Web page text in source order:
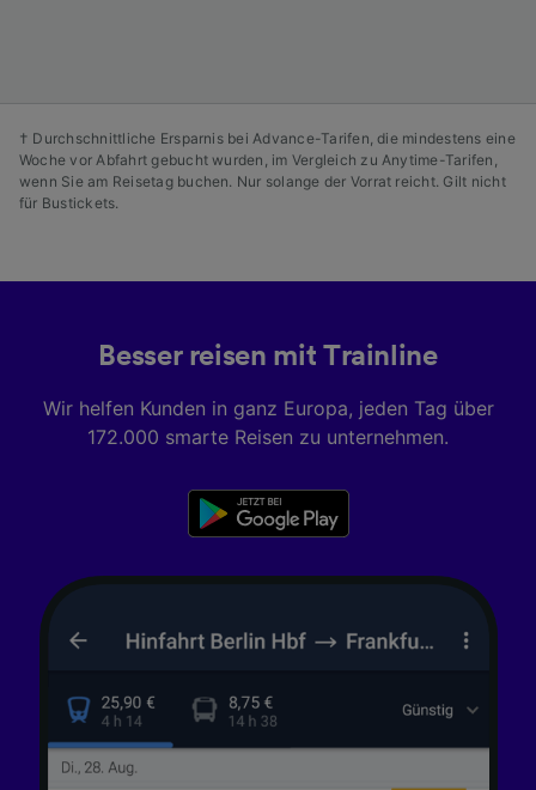
† Durchschnittliche Ersparnis bei Advance-Tarifen, die mindestens eine
Woche vor Abfahrt gebucht wurden, im Vergleich zu Anytime-Tarifen,
wenn Sie am Reisetag buchen. Nur solange der Vorrat reicht. Gilt nicht
für Bustickets.
Besser reisen mit Trainline
Wir helfen Kunden in ganz Europa, jeden Tag über
172.000 smarte Reisen zu unternehmen.